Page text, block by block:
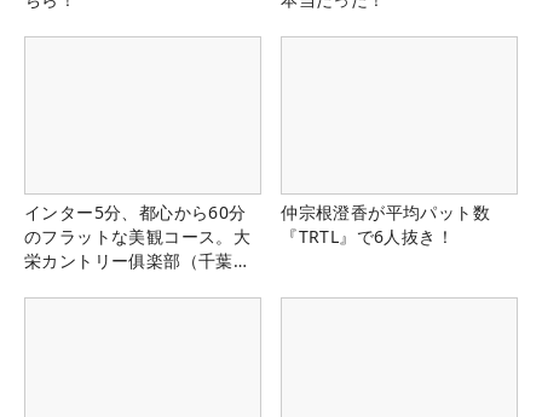
インター5分、都心から60分
のフラットな美観コース。大
栄カントリー俱楽部（千葉
仲宗根澄香が平均パット数
『TRTL』で6人抜き！